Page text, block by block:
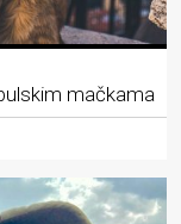
mačkama